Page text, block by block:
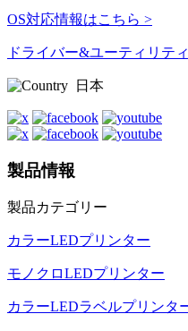
OS対応情報はこちら >
ドライバー&ユーティリテ
日本
製品情報
製品カテゴリー
カラーLEDプリンター
モノクロLEDプリンター
カラーLEDラベルプリンタ